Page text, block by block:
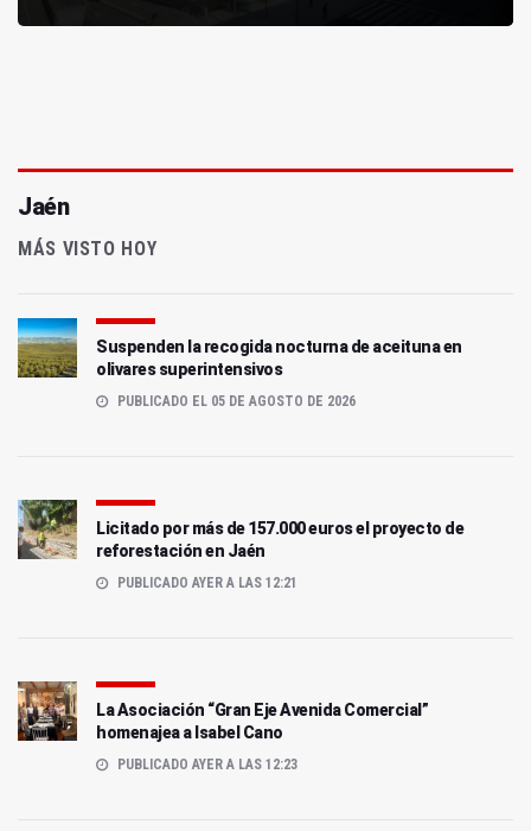
Jaén
MÁS VISTO HOY
Suspenden la recogida nocturna de aceituna en
olivares superintensivos
PUBLICADO EL 05 DE AGOSTO DE 2026
Licitado por más de 157.000 euros el proyecto de
reforestación en Jaén
PUBLICADO AYER A LAS 12:21
La Asociación “Gran Eje Avenida Comercial”
homenajea a Isabel Cano
PUBLICADO AYER A LAS 12:23